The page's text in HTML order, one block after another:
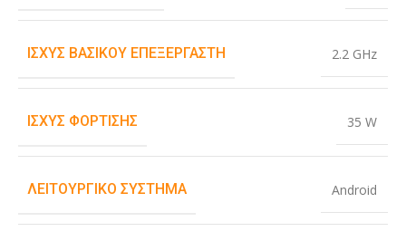
ΙΣΧΎΣ ΒΑΣΙΚΟΎ ΕΠΕΞΕΡΓΑΣΤΉ 2.2 GHz
ΙΣΧΎΣ ΦΌΡΤΙΣΗΣ 35 W
ΛΕΙΤΟΥΡΓΙΚΌ ΣΎΣΤΗΜΑ Android